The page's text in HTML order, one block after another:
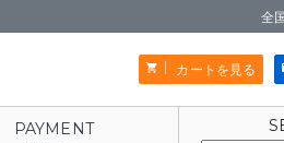
カートを見る
全